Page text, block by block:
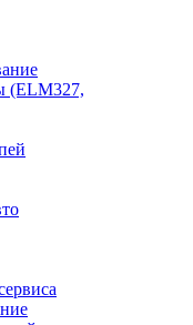
(ELM327,